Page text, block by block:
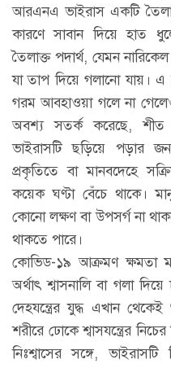
আরএনএ ভাইরাস একটি
কারণে সাবান দিয়ে হাত
তৈলাক্ত পদার্থ, যেমন
যা তাপ দিয়ে গলানো যায়।
গরম আবহাওয়া গলে না গেলেও
অবশ্য সতর্ক করেছে,
ভাইরাসটি ছড়িয়ে পড়ার
প্রকৃতিতে বা মানবদেহে
কয়েক ঘণ্টা বেঁচে থাকে।
কোনো লক্ষণ বা উপসর্গ না
থাকতে পারে।
কোভিড-১৯ আক্রমণ ক্ষমতা
অর্থাৎ শ্বাসনালি বা গলা
দেহযন্ত্রের যুদ্ধ এখান
শরীরে ঢোকে শ্বাসযন্ত্রের
নিঃশ্বাসের সঙ্গে,